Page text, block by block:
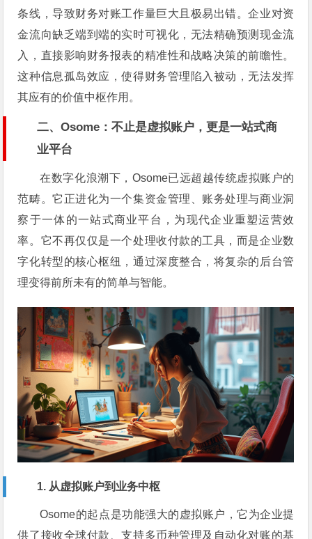
条线，导致财务对账工作量巨大且极易出错。企业对资
金流向缺乏端到端的实时可视化，无法精确预测现金流
入，直接影响财务报表的精准性和战略决策的前瞻性。
这种信息孤岛效应，使得财务管理陷入被动，无法发挥
其应有的价值中枢作用。
二、Osome：不止是虚拟账户，更是一站式商
业平台
在数字化浪潮下，Osome已远超越传统虚拟账户的
范畴。它正进化为一个集资金管理、账务处理与商业洞
察于一体的一站式商业平台，为现代企业重塑运营效
率。它不再仅仅是一个处理收付款的工具，而是企业数
字化转型的核心枢纽，通过深度整合，将复杂的后台管
理变得前所未有的简单与智能。
1. 从虚拟账户到业务中枢
Osome的起点是功能强大的虚拟账户，它为企业提
供了接收全球付款、支持多币种管理及自动化对账的基